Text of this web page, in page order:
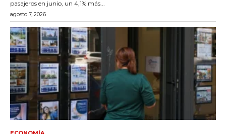
pasajeros en junio, un 4,1% más...
agosto 7, 2026